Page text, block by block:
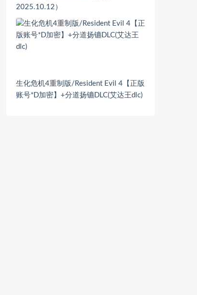
2025.10.12）
生化危机4重制版/Resident Evil 4【正版
账号*D加密】+分道扬镳DLC(艾达王dlc)